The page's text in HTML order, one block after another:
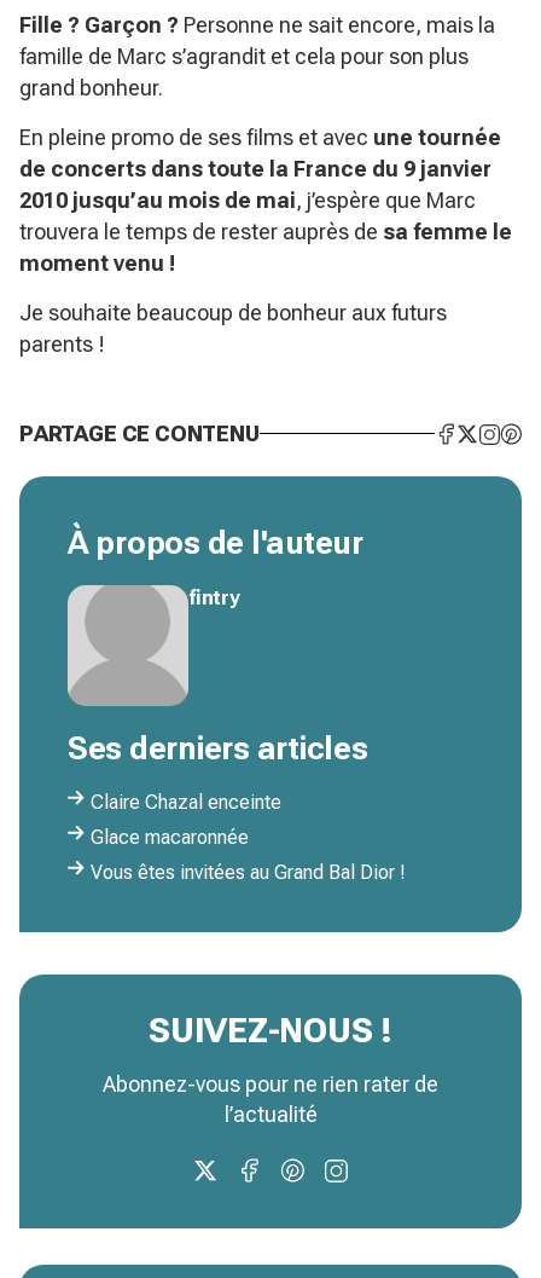
Fille ? Garçon ? Personne ne sait encore, mais la
famille de Marc s’agrandit et cela pour son plus
grand bonheur.
En pleine promo de ses films et avec une tournée
de concerts dans toute la France du 9 janvier
2010 jusqu’au mois de mai, j’espère que Marc
trouvera le temps de rester auprès de sa femme le
moment venu !
Je souhaite beaucoup de bonheur aux futurs
parents !
PARTAGE CE CONTENU
À propos de l'auteur
fintry
Ses derniers articles
Claire Chazal enceinte
Glace macaronnée
Vous êtes invitées au Grand Bal Dior !
SUIVEZ-NOUS !
Abonnez-vous pour ne rien rater de
l’actualité